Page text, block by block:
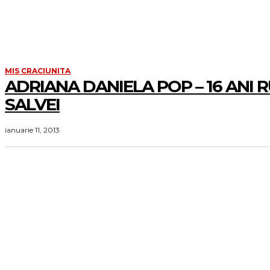
MIS CRACIUNITA
ADRIANA DANIELA POP – 16 ANI
SALVEI
ianuarie 11, 2013